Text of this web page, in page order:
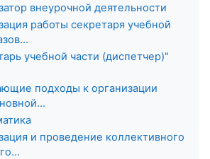
внеурочной деятельности
работы секретаря учебной
учебной части (диспетчер)"
подходы к организации
и проведение коллективного